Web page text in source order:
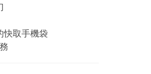
快取手機袋